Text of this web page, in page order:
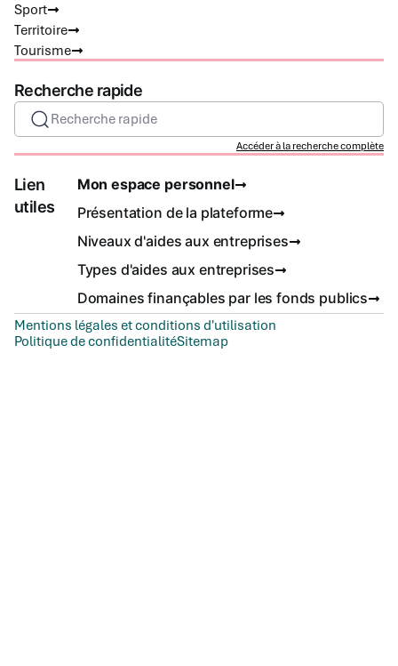
Sport
Territoire
Tourisme
Recherche rapide
Recherche rapide
Accéder à la recherche complète
Lien
utiles
Mon espace personnel
Présentation de la plateforme
Niveaux d'aides aux entreprises
Types d'aides aux entreprises
Domaines finançables par les fonds publics
Mentions légales et conditions d'utilisation
Politique de confidentialitéSitemap